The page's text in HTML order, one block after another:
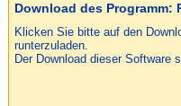
Download des Programm:
Klicken Sie bitte auf den
runterzuladen.
Der Download dieser Software